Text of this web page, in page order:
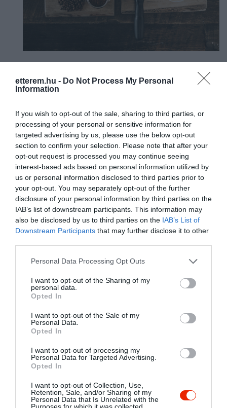
etterem.hu - Do Not Process My Personal
Information
If you wish to opt-out of the sale, sharing to third parties, or
processing of your personal or sensitive information for
targeted advertising by us, please use the below opt-out
section to confirm your selection. Please note that after your
opt-out request is processed you may continue seeing
interest-based ads based on personal information utilized by
us or personal information disclosed to third parties prior to
your opt-out. You may separately opt-out of the further
disclosure of your personal information by third parties on the
IAB’s list of downstream participants. This information may
also be disclosed by us to third parties on the IAB’s List of
Downstream Participants that may further disclose it to other
Please note that this website/app uses one or more Google
not limited to your visit or usage behaviour. You may click to
grant or deny consent to Google and its third-party tags to
use your data for below specified purposes in below Google
consent section.
Personal Data Processing Opt Outs
I want to opt-out of the Sharing of my
personal data.
Opted In
I want to opt-out of the Sale of my
Personal Data.
Opted In
I want to opt-out of processing my
Personal Data for Targeted Advertising.
Opted In
I want to opt-out of Collection, Use,
Retention, Sale, and/or Sharing of my
Personal Data that Is Unrelated with the
Purposes for which it was collected.
magas értéket mutatott. AGreen Mountain
Coffee Roasters Caramel Vanilla Cream
koffeint tartalmazott, aBones Coffee
Company Highland Grog Butterscotch &
Caramelesetében 406 milligrammot mértek,
míg aGood & Gather Caramel Macchiato
Light Roastéppen elérte a 400 milligrammos
határt. Az elviteles kávéknál szintén nagy
különbségek voltak. APeet’s Coffee Major
Dickason’s Blend Dark Roastnagy adagja 468
milligramm koffeint tartalmazott, ezzel a vizsgált
kávézóláncok legerősebb italának bizonyult. A
Starbucks Pike Place Medium Roast
adagja 414 milligrammot, aMcCafé Premium
Roast295 milligrammot, aDunkin’ Original
tartalmazott, írja aFood & Wine
koffeintartalma sokszor nem derül ki a
csomagolásból, az elviteles italoknál pedig
gyakran külön kell utánanézni. Emiatt nehéz
követni, mennyi koffeint fogyasztunk el egy nap
alatt, főleg akkor, ha a kávé mellé teát,
energiaitalt, kólát vagy koffeintartalmú étrend-
kiegészítőt is fogyasztunk. A koffein mérsékelt
mennyiségben segítheti az éberséget, a